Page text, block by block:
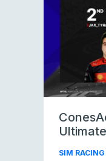
SIM RACING